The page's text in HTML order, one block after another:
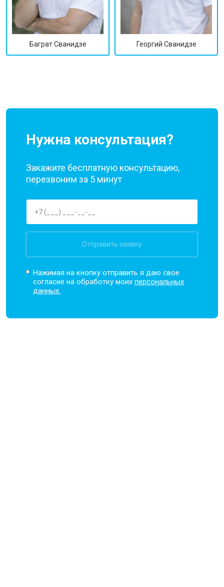
Баграт Сванидзе Георгий Сванидзе
Нужна консультация?
Закажите бесплатную консультацию,
перезвоним за 5 минут
Отправить заявку
Нажимая на кнопку отправить я даю свое
согласие на обработку моихперсональных
данных.